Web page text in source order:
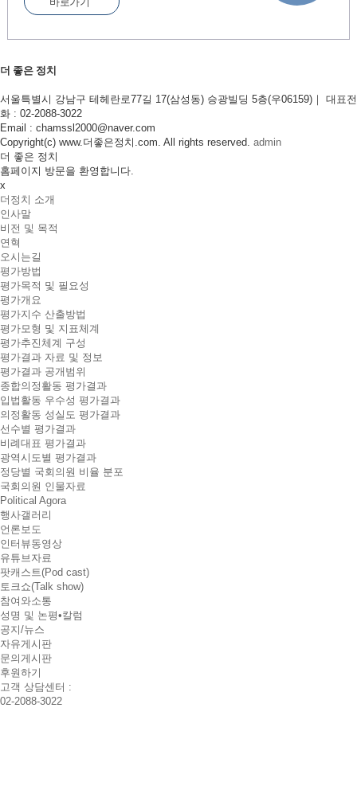
더 좋은 정치
서울특별시 강남구 테헤란로77길 17(삼성동) 승광빌딩 5층(우06159)｜ 대표전
화 : 02-2088-3022
Email : chamssl2000@naver.com
Copyright(c) www.더좋은정치.com. All rights reserved. admin
더 좋은 정치
홈페이지 방문을 환영합니다.
x
더정치 소개
인사말
비전 및 목적
연혁
오시는길
평가방법
평가목적 및 필요성
평가개요
평가지수 산출방법
평가모형 및 지표체계
평가추진체계 구성
평가결과 자료 및 정보
평가결과 공개범위
종합의정활동 평가결과
입법활동 우수성 평가결과
의정활동 성실도 평가결과
선수별 평가결과
비례대표 평가결과
광역시도별 평가결과
정당별 국회의원 비율 분포
국회의원 인물자료
Political Agora
행사갤러리
언론보도
인터뷰동영상
유튜브자료
팟캐스트(Pod cast)
토크쇼(Talk show)
참여와소통
성명 및 논평•칼럼
공지/뉴스
자유게시판
문의게시판
후원하기
고객 상담센터 :
02-2088-3022